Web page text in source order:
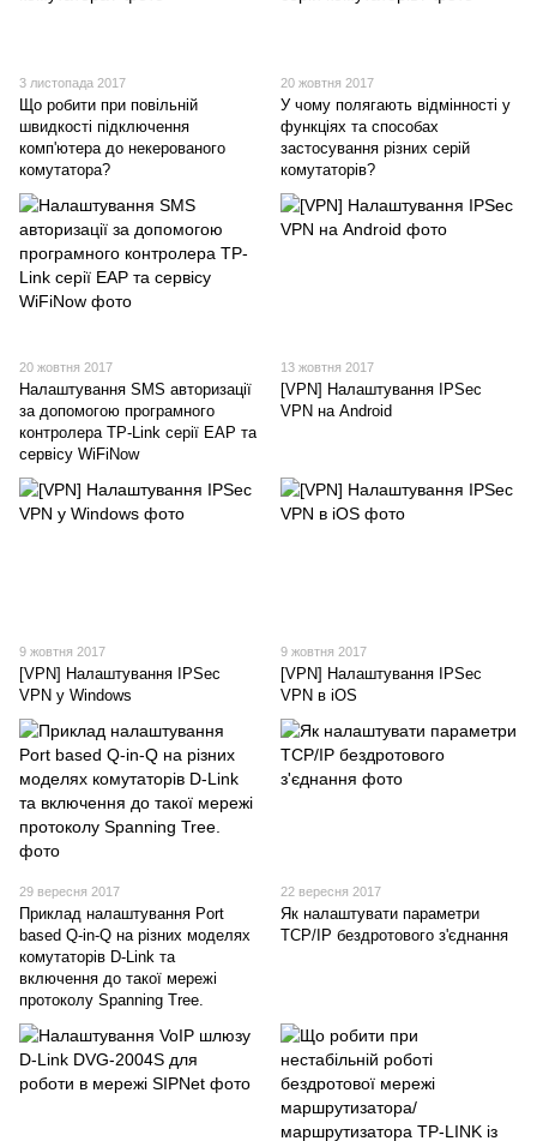
3 листопада 2017
Що робити при повільній
швидкості підключення
комп'ютера до некерованого
комутатора?
20 жовтня 2017
У чому полягають відмінності у
функціях та способах
застосування різних серій
комутаторів?
20 жовтня 2017
Налаштування SMS авторизації
за допомогою програмного
контролера TP-Link серії EAP та
сервісу WiFiNow
13 жовтня 2017
[VPN] Налаштування IPSec
VPN на Android
9 жовтня 2017
[VPN] Налаштування IPSec
VPN у Windows
9 жовтня 2017
[VPN] Налаштування IPSec
VPN в iOS
29 вересня 2017
Приклад налаштування Port
based Q-in-Q на різних моделях
комутаторів D-Link та
включення до такої мережі
протоколу Spanning Tree.
22 вересня 2017
Як налаштувати параметри
TCP/IP бездротового з'єднання